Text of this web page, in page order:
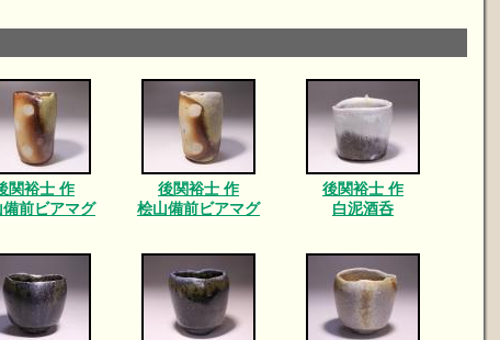
関裕士 作
備前ビアマグ
後関裕士 作
桧山備前ビアマグ
後関裕士 作
白泥酒呑